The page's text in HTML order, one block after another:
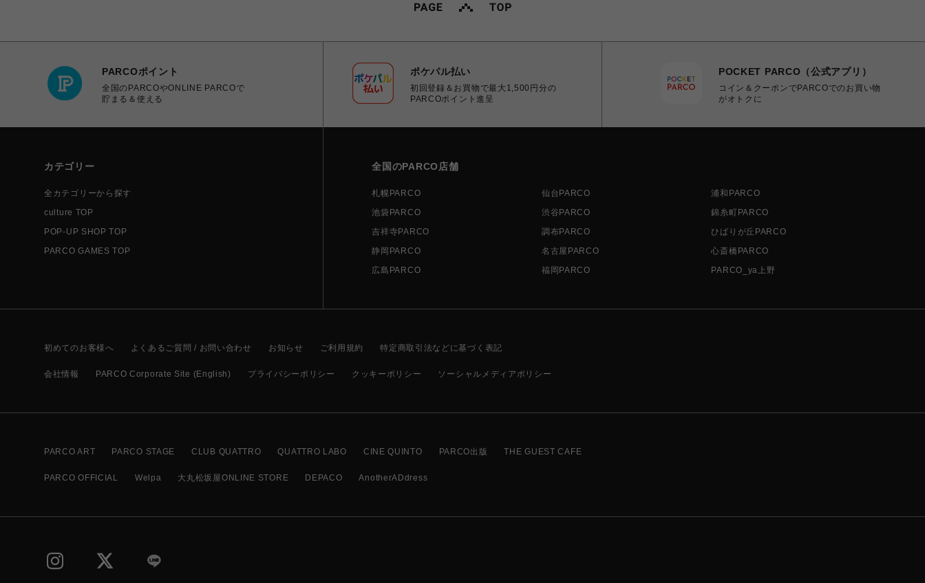
PARCOポイント
全国のPARCOやONLINE PARCOで
貯まる＆使える
ポケパル払い
初回登録＆お買物で最大1,500円分の
PARCOポイント進呈
POCKET PARCO（公式アプリ）
コイン＆クーポンでPARCOでのお買い物
がオトクに
カテゴリー
全カテゴリーから探す
culture TOP
POP-UP SHOP TOP
PARCO GAMES TOP
全国のPARCO店舗
札幌PARCO 仙台PARCO
浦和PARCO
池袋PARCO
渋谷PARCO
錦糸町PARCO
吉祥寺PARCO
調布PARCO
ひばりが丘PARCO
静岡PARCO
名古屋PARCO
心斎橋PARCO
広島PARCO
福岡PARCO PARCO_ya上野
初めてのお客様へ よくあるご質問 / お問い合わせ お知らせ ご利用規約 特定商取引法などに基づく表記
会社情報 PARCO Corporate Site (English) プライバシーポリシー クッキーポリシー ソーシャルメディアポリシー
PARCO ART PARCO STAGE CLUB QUATTRO QUATTRO LABO CINE QUINTO PARCO出版 THE GUEST CAFE
PARCO OFFICIAL Welpa 大丸松坂屋ONLINE STORE DEPACO AnotherADdress